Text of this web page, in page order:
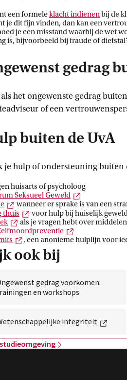
een formeleklacht indienenbij de
je dit fijn vinden, dan kan een
je een misstand waarbij de wet
is, bijvoorbeeld bij fraude of
gedrag
het ongewenste gedrag
of een
buiten de UvA
je hulp of ondersteuning
huisarts of psycholoog
Seksueel Geweld
Externe link
wanneer er sprake is van een
thuis Externe link
voor hulp bij huiselijk geweld
Externe link
als je vragen hebt over
Externe link
, een anonieme hulplijn voor
ook bij
gedrag voorkomen:
en workshops
integriteit
studieomgeving